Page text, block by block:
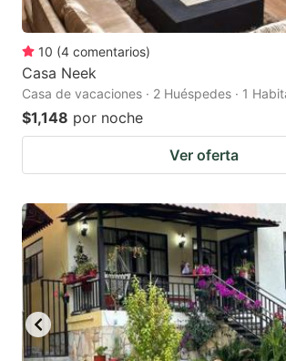
10 (4 comentarios)
Casa Neek
Casa de vacaciones · 2 Huéspedes · 1
$1,148 por noche
Ver oferta